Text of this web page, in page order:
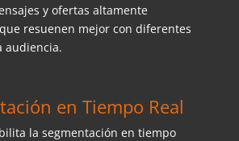
y ofertas altamente
resuenen mejor con diferentes
audiencia.
en Tiempo Real
la segmentación en tiempo